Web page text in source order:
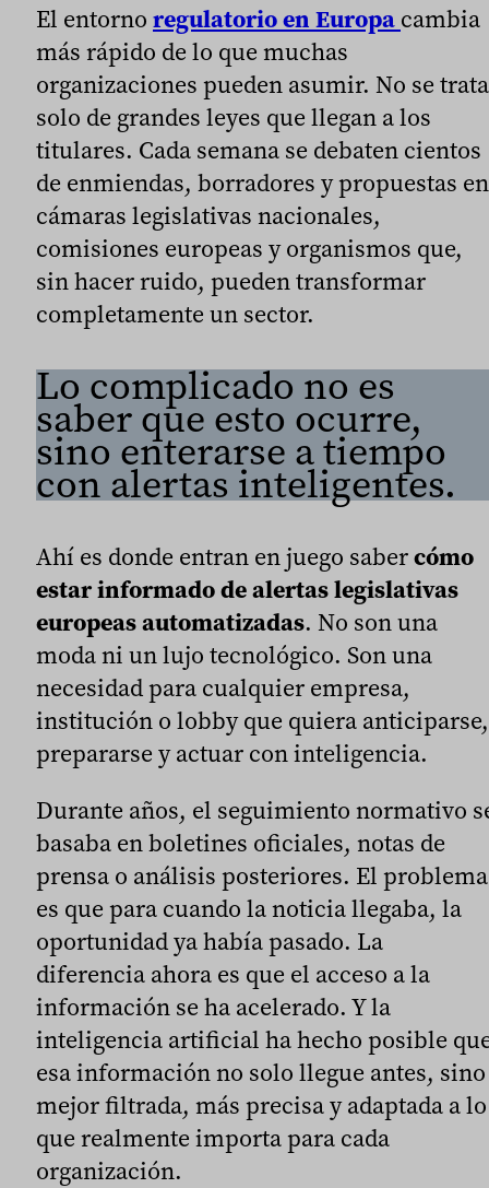
El entorno regulatorio en Europa cambia
más rápido de lo que muchas
organizaciones pueden asumir. No se trata
solo de grandes leyes que llegan a los
titulares. Cada semana se debaten cientos
de enmiendas, borradores y propuestas en
cámaras legislativas nacionales,
comisiones europeas y organismos que,
sin hacer ruido, pueden transformar
completamente un sector.
Lo complicado no es
saber que esto ocurre,
sino enterarse a tiempo
con alertas inteligentes.
Ahí es donde entran en juego sabercómo
estar informado de alertas legislativas
europeas automatizadas. No son una
moda ni un lujo tecnológico. Son una
necesidad para cualquier empresa,
institución o lobby que quiera anticiparse,
prepararse y actuar con inteligencia.
Durante años, el seguimiento normativo
basaba en boletines oficiales, notas de
prensa o análisis posteriores. El problema
es que para cuando la noticia llegaba, la
oportunidad ya había pasado. La
diferencia ahora es que el acceso a la
información se ha acelerado. Y la
inteligencia artificial ha hecho posible
esa información no solo llegue antes, sino
mejor filtrada, más precisa y adaptada a lo
que realmente importa para cada
organización.